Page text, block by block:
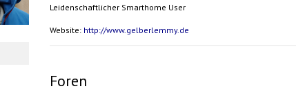
Leidenschaftlicher Smarthome User
Website: http://www.gelberlemmy.de
Foren